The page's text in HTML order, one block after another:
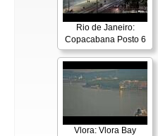
Rio de Janeiro:
Copacabana Posto 6
Vlora: Vlora Bay